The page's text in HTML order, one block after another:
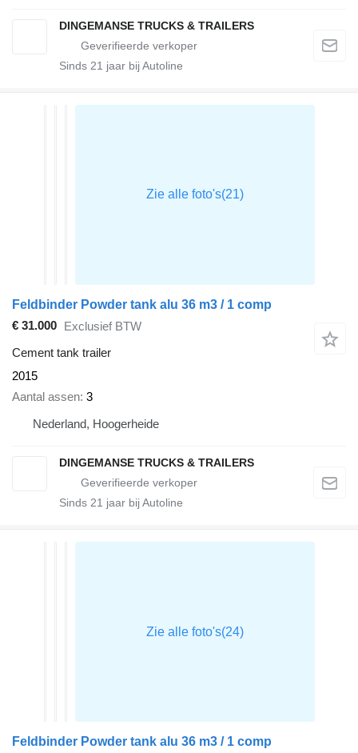
DINGEMANSE TRUCKS & TRAILERS
Sinds 21 jaar bij Autoline
Feldbinder Powder tank alu 36 m3 / 1 comp
€ 31.000 Exclusief BTW
Cement tank trailer
2015
Aantal assen 3
Nederland, Hoogerheide
DINGEMANSE TRUCKS & TRAILERS
Sinds 21 jaar bij Autoline
Feldbinder Powder tank alu 36 m3 / 1 comp